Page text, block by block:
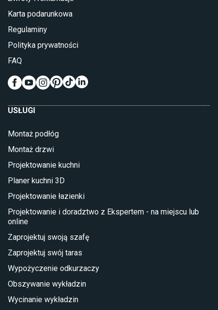
Łóżka z pojemnikiem
Materace piankowe
Kinkiety do sypialni
Pokój dziecięcy
Meble do pokoju dziecięcego
Komody dla dzieci
Łóżka dla dziecka (młodzieżowe)
Taras i balkon
Sztuczna trawa miękka
Koce i pledy
Płytki na balkon
Lampy stojące LED
Płytki
Płytki Cersanit
Płytki wielkoformatowe
Glazura
Płytki marmurowe
Karta podarunkowa
Regulaminy
Polityka prywatności
FAQ
USŁUGI
Montaż podłóg
Montaż drzwi
Projektowanie kuchni
Planer kuchni 3D
Projektowanie łazienki
Projektowanie i doradztwo z Ekspertem - na miejscu lub
online
Zaprojektuj swoją szafę
Zaprojektuj swój taras
Wypożyczenie odkurzaczy
Obszywanie wykładzin
Wycinanie wykładzin